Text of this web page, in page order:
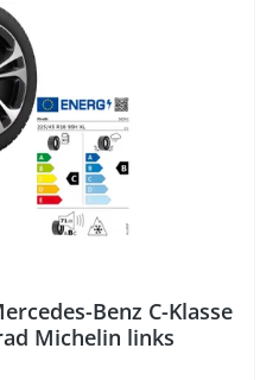
Benz C-Klasse
Michelin links